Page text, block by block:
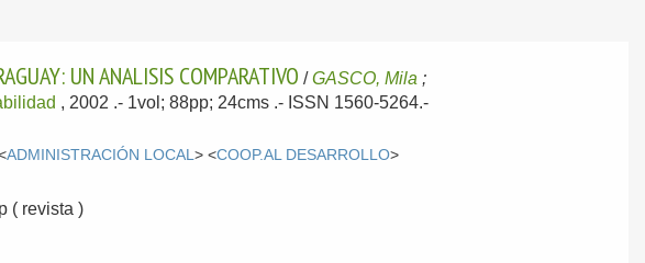
UN ANALISIS COMPARATIVO /GASCO, Mila ;
, 2002 .- 1vol; 88pp; 24cms .- ISSN 1560-5264.-
ADMINISTRACIÓN LOCAL> <COOP.AL DESARROLLO>
( revista )